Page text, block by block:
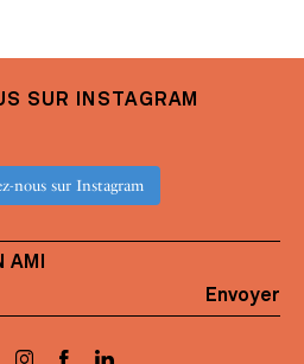
SUR INSTAGRAM
nous sur Instagram
AMI
Envoyer